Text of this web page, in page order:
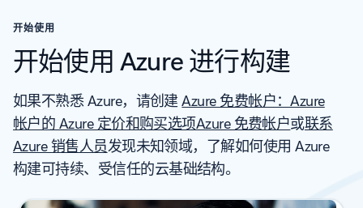
开始使用
开始使用 Azure 进行构建
如果不熟悉 Azure，请创建Azure 免费帐户：Azure
帐户的 Azure 定价和购买选项Azure 免费帐户或联系
Azure 销售人员发现未知领域，了解如何使用 Azure
构建可持续、受信任的云基础结构。